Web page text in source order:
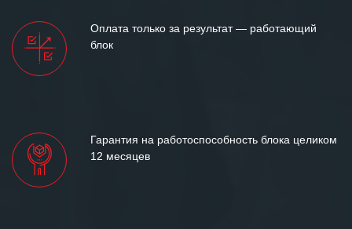
Оплата только за результат — работающий
блок
Гарантия на работоспособность блока целиком
12 месяцев